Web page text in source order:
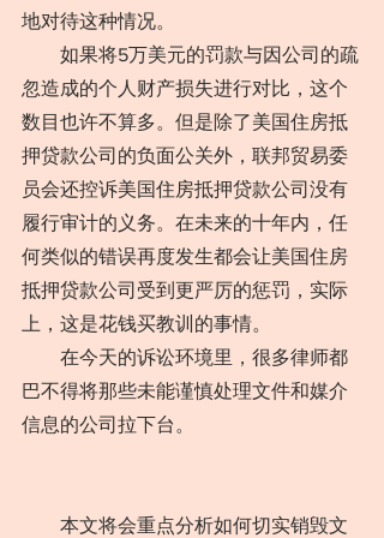
地对待这种情况。
如果将5万美元的罚款与因公司的疏
忽造成的个人财产损失进行对比，这个
数目也许不算多。但是除了美国住房抵
押贷款公司的负面公关外，联邦贸易委
员会还控诉美国住房抵押贷款公司没有
履行审计的义务。在未来的十年内，任
何类似的错误再度发生都会让美国住房
抵押贷款公司受到更严厉的惩罚，实际
上，这是花钱买教训的事情。
在今天的诉讼环境里，很多律师都
巴不得将那些未能谨慎处理文件和媒介
信息的公司拉下台。
本文将会重点分析如何切实销毁文